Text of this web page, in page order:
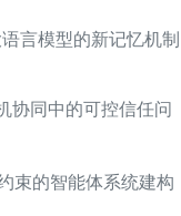
语言模型的新记忆机制
同中的可控信任问
束的智能体系统建构